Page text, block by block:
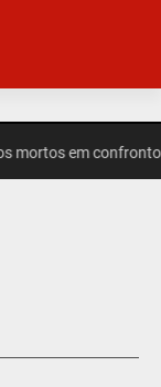
em confronto